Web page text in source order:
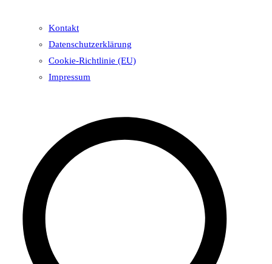
Kontakt
Datenschutzerklärung
Cookie-Richtlinie (EU)
Impressum